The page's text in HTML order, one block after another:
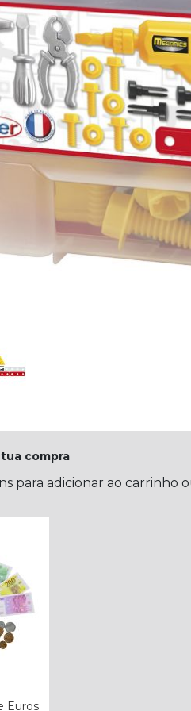
compra
para adicionar ao carrinho
Euros